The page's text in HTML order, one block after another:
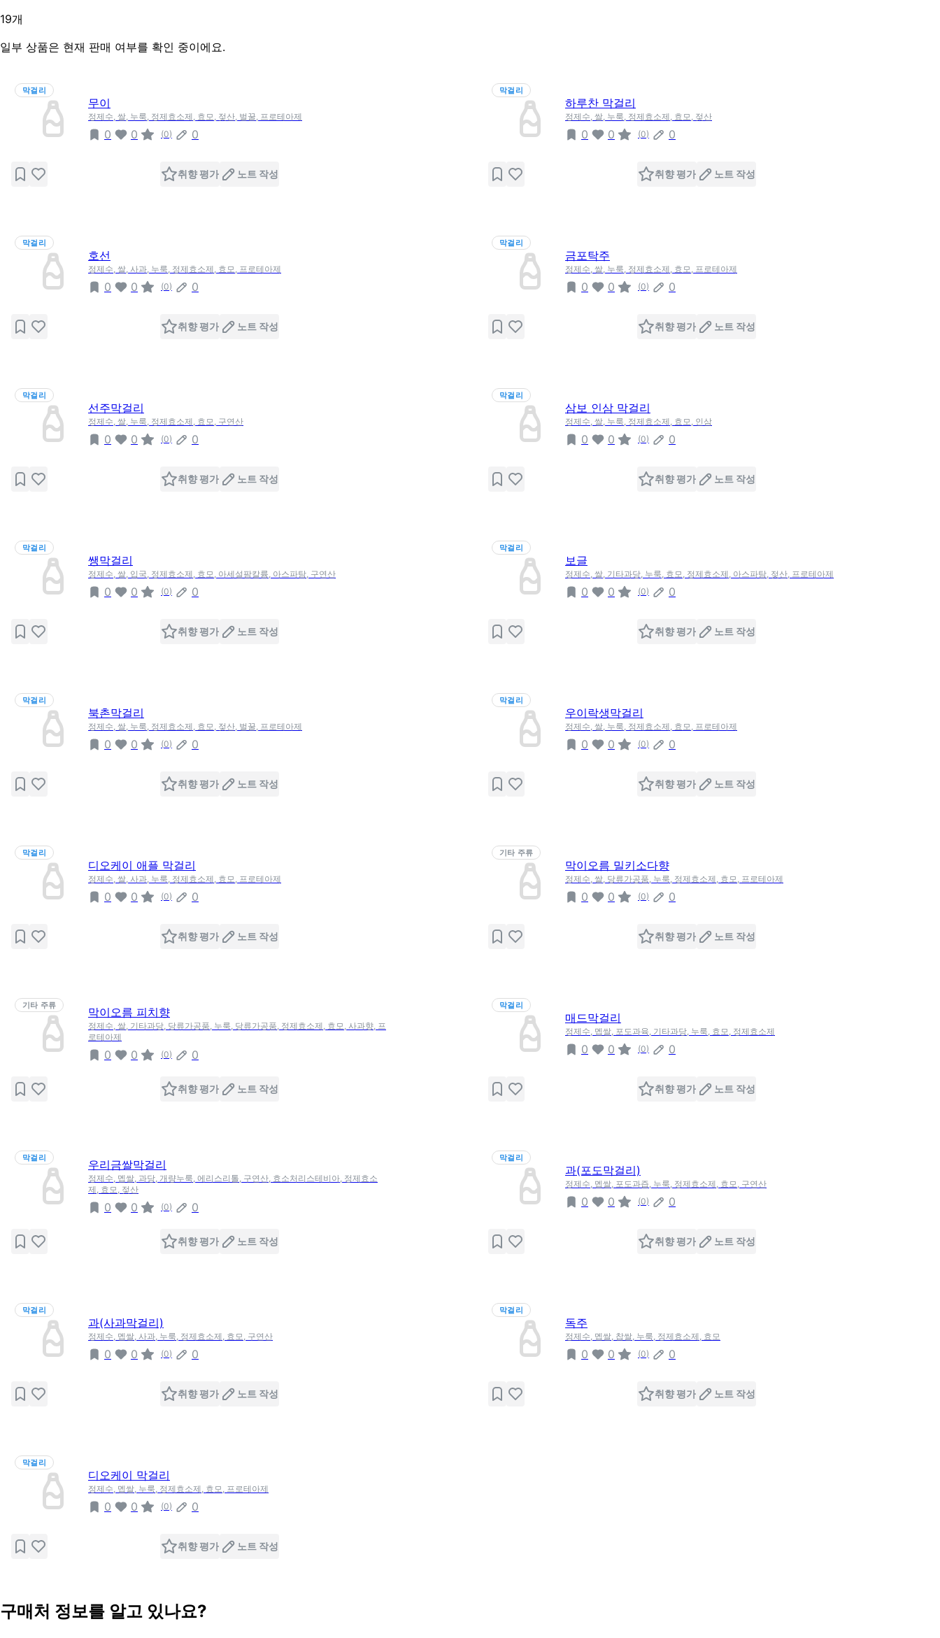
19개
일부 상품은 현재 판매 여부를 확인 중이에요.
막걸리
무이
정제수, 쌀, 누룩, 정제효소제, 효모, 젖산, 벌꿀, 프로테아제
0 0 (0) 0
취향 평가 노트 작성
막걸리
하루찬 막걸리
정제수, 쌀, 누룩, 정제효소제, 효모, 젖산
0 0 (0) 0
취향 평가 노트 작성
막걸리
호선
정제수, 쌀, 사과, 누룩, 정제효소제, 효모, 프로테아제
0 0 (0) 0
취향 평가 노트 작성
막걸리
금포탁주
정제수, 쌀, 누룩, 정제효소제, 효모, 프로테아제
0 0 (0) 0
취향 평가 노트 작성
막걸리
선주막걸리
정제수, 쌀, 누룩, 정제효소제, 효모, 구연산
0 0 (0) 0
취향 평가 노트 작성
막걸리
삼보 인삼 막걸리
정제수, 쌀, 누룩, 정제효소제, 효모, 인삼
0 0 (0) 0
취향 평가 노트 작성
막걸리
쌩막걸리
정제수, 쌀, 입국, 정제효소제, 효모, 아세설팜칼륨, 아스파탐, 구연산
0 0 (0) 0
취향 평가 노트 작성
막걸리
보글
정제수, 쌀, 기타과당, 누룩, 효모, 정제효소제, 아스파탐, 젖산, 프로테아제
0 0 (0) 0
취향 평가 노트 작성
막걸리
북촌막걸리
정제수, 쌀, 누룩, 정제효소제, 효모, 젖산, 벌꿀, 프로테아제
0 0 (0) 0
취향 평가 노트 작성
막걸리
우이락생막걸리
정제수, 쌀, 누룩, 정제효소제, 효모, 프로테아제
0 0 (0) 0
취향 평가 노트 작성
막걸리
디오케이 애플 막걸리
정제수, 쌀, 사과, 누룩, 정제효소제, 효모, 프로테아제
0 0 (0) 0
취향 평가 노트 작성
기타 주류
막이오름 밀키소다향
정제수, 쌀, 당류가공품, 누룩, 정제효소제, 효모, 프로테아제
0 0 (0) 0
취향 평가 노트 작성
기타 주류
막이오름 피치향
정제수, 쌀, 기타과당, 당류가공품, 누룩, 당류가공품, 정제효소제, 효모, 사과향, 프
로테아제
0 0 (0) 0
취향 평가 노트 작성
막걸리
매드막걸리
정제수, 멥쌀, 포도과육, 기타과당, 누룩, 효모, 정제효소제
0 0 (0) 0
취향 평가 노트 작성
막걸리
우리금쌀막걸리
정제수, 멥쌀, 과당, 개량누룩, 에리스리톨, 구연산, 효소처리스테비아, 정제효소
제, 효모, 젖산
0 0 (0) 0
취향 평가 노트 작성
막걸리
과(포도막걸리)
정제수, 멥쌀, 포도과즙, 누룩, 정제효소제, 효모, 구연산
0 0 (0) 0
취향 평가 노트 작성
막걸리
과(사과막걸리)
정제수, 멥쌀, 사과, 누룩, 정제효소제, 효모, 구연산
0 0 (0) 0
취향 평가 노트 작성
막걸리
독주
정제수, 멥쌀, 찹쌀, 누룩, 정제효소제, 효모
0 0 (0) 0
취향 평가 노트 작성
막걸리
디오케이 막걸리
정제수, 멥쌀, 누룩, 정제효소제, 효모, 프로테아제
0 0 (0) 0
취향 평가 노트 작성
구매처 정보를 알고 있나요?